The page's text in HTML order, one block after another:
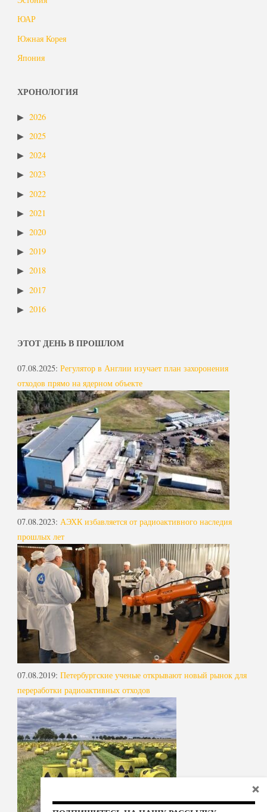
ЮАР
Южная Корея
Япония
ХРОНОЛОГИЯ
2026
2025
2024
2023
2022
2021
2020
2019
2018
2017
2016
ЭТОТ ДЕНЬ В ПРОШЛОМ
07.08.2025: Регулятор в Англии изучает план захоронения
отходов прямо на ядерном объекте
07.08.2023: АЭХК избавляется от радиоактивного наследия
прошлых лет
07.08.2019: Петербургские ученые открывают новый рынок для
переработки радиоактивных отходов